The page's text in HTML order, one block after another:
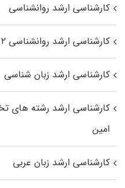
کارشناسی ارشد روانشناسی
کارشناسی ارشد روانشناسی ۲
کارشناسی ارشد زبان شناسی
کارشناسی ارشد رﺷﺘﻪ ﻫﺎی
اﻣﻴﻦ
کارشناسی ارشد زبان عربی